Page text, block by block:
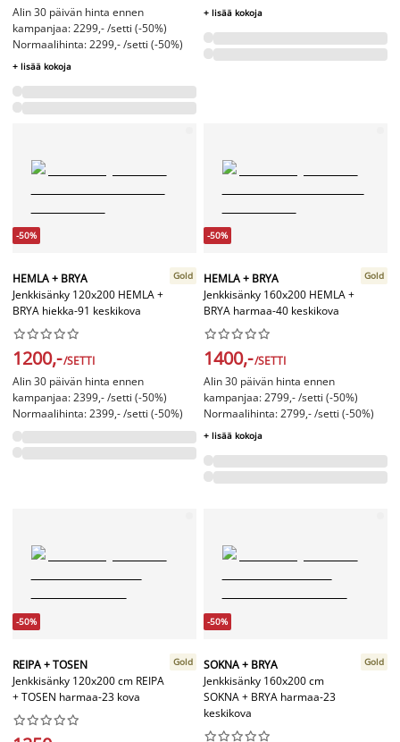
Alin 30 päivän hinta ennen
kampanjaa: 2299,- /setti (-50%)
Normaalihinta: 2299,- /setti (-50%)
+ lisää kokoja
+ lisää kokoja
-50%
HEMLA + BRYA
Jenkkisänky 120x200 HEMLA +
BRYA hiekka-91 keskikova
Gold






1200,-/SETTI
Alin 30 päivän hinta ennen
kampanjaa: 2399,- /setti (-50%)
Normaalihinta: 2399,- /setti (-50%)
-50%
HEMLA + BRYA
Jenkkisänky 160x200 HEMLA +
BRYA harmaa-40 keskikova
Gold






1400,-/SETTI
Alin 30 päivän hinta ennen
kampanjaa: 2799,- /setti (-50%)
Normaalihinta: 2799,- /setti (-50%)
+ lisää kokoja
-50%
REIPA + TOSEN
Jenkkisänky 120x200 cm REIPA
+ TOSEN harmaa-23 kova
Gold






-50%
SOKNA + BRYA
Jenkkisänky 160x200 cm
SOKNA + BRYA harmaa-23
keskikova
Gold





